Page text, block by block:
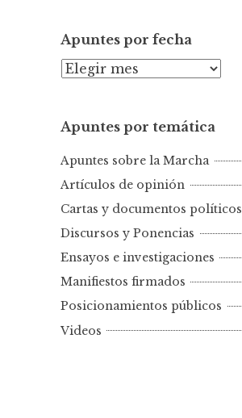
Apuntes por fecha
A
n
e
s
p
f
e
c
a
Apuntes por temática
Apuntes sobre la Marcha
Artículos de opinión
Cartas y documentos políticos
Discursos y Ponencias
Ensayos e investigaciones
Manifiestos firmados
Posicionamientos públicos
Videos